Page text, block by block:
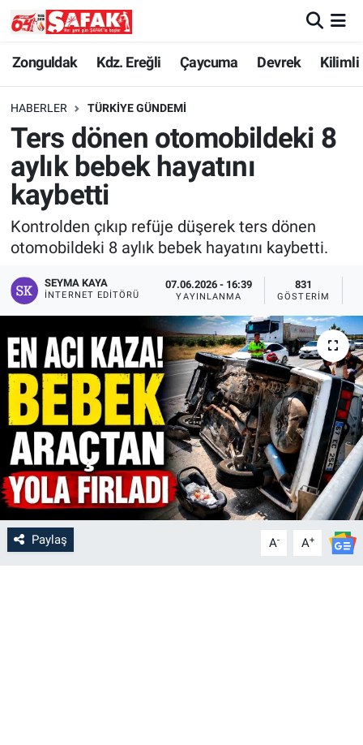
Zonguldak Kdz. Ereğli Çaycuma Devrek Kilimli
HABERLER TÜRKIYE GÜNDEMI
Ters dönen otomobildeki 8
aylık bebek hayatını
kaybetti
Kontrolden çıkıp refüje düşerek ters dönen
otomobildeki 8 aylık bebek hayatını kaybetti.
SEYMA KAYA
İNTERNET EDITÖRÜ
07.06.2026 - 16:39
YAYINLANMA
831
GÖSTERIM
Paylaş A- A+
Zonguldak
Kdz. Ereğli
Çaycuma
Devrek
Kilimli
Resmi İlan
Zonguldak Nöbetçi Eczaneler
Zonguldak Hava Durumu
Zonguldak Namaz Vakitleri
Zonguldak Trafik Yoğunluk Haritası
Süper Lig Puan Durumu ve Fikstür
Haber Arşivi